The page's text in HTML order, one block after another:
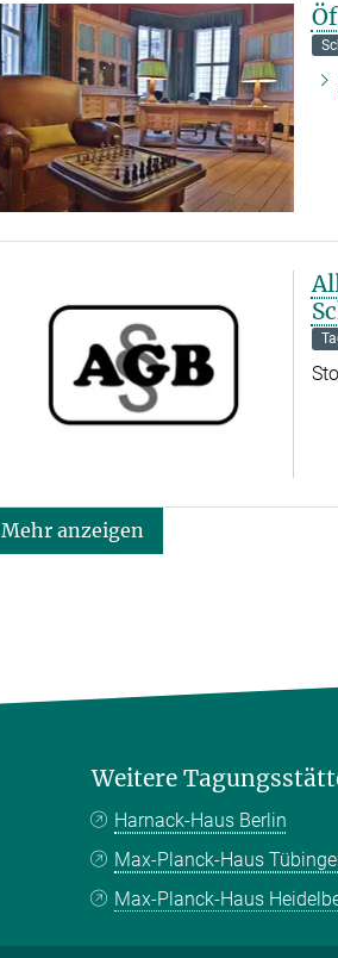
Mehr anzeigen
Weitere
Harnack-Haus Berlin
Max-Planck-Haus
Max-Planck-Haus